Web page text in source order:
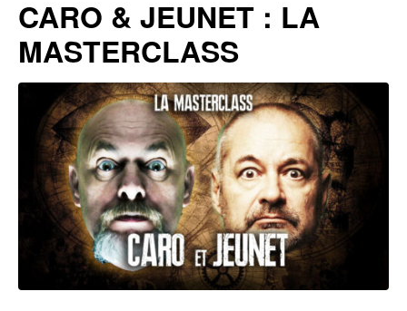
CARO & JEUNET : LA
MASTERCLASS